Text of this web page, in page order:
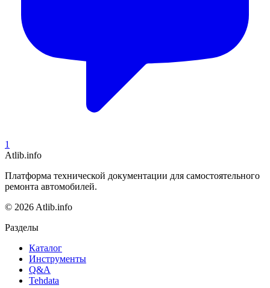
1
Atlib.info
Платформа технической документации для самостоятельного
ремонта автомобилей.
© 2026 Atlib.info
Разделы
Каталог
Инструменты
Q&A
Tehdata